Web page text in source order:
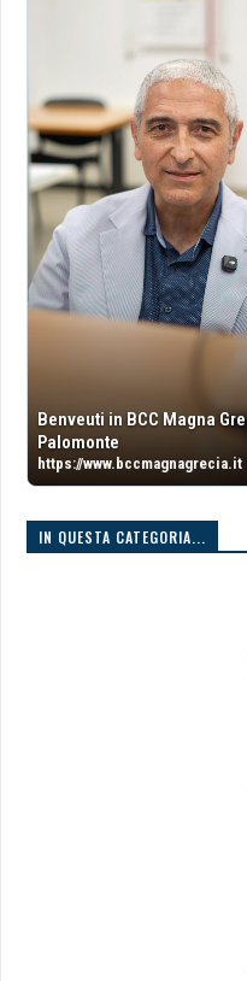
Benveuti in BCC Magna
Palomonte
https://www.bccmagnagrecia.it
IN QUESTA CATEGORIA...